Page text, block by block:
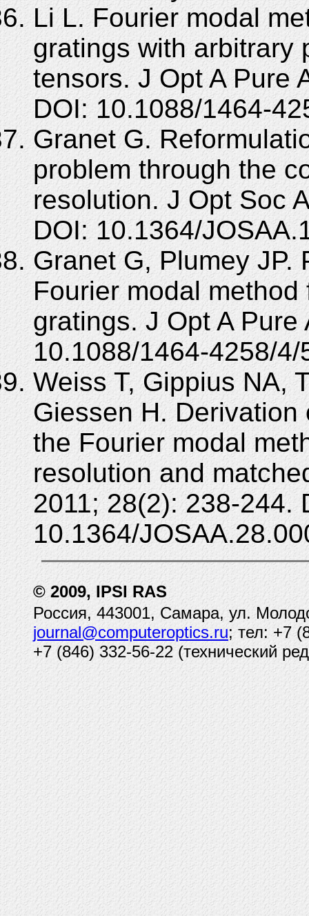
Li L. Fourier modal
gratings with arbitrary
tensors. J Opt A Pure
DOI: 10.1088/1464-
Granet G.
problem through the
resolution. J Opt Soc
DOI: 10.1364/
Granet G, Plumey JP.
Fourier modal
gratings. J Opt A
10.1088/1464-4258/4/
Weiss T, Gippius NA,
Giessen H.
the Fourier modal
resolution and
2011; 28(2): 238-244.
10.1364/
© 2009, IPSI RAS
Россия, 443001, Самара, ул.
journal@computeroptics.ru; тел: +7
+7 (846) 332-56-22 (технический